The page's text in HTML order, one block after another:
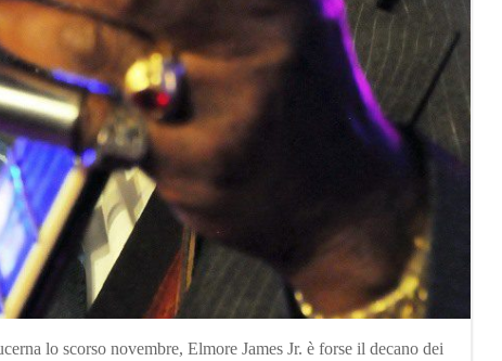
lo scorso novembre, Elmore James Jr. è forse il decano dei